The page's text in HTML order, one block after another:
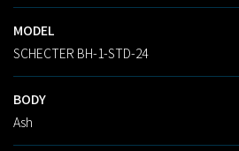
MODEL
SCHECTER BH-1-STD-24
BODY
Ash